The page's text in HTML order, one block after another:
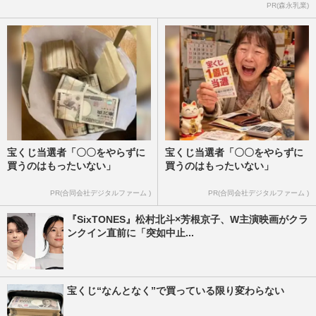
PR(森永乳業)
宝くじ当選者「〇〇をやらずに
買うのはもったいない」
PR(合同会社デジタルファーム )
宝くじ当選者「〇〇をやらずに
買うのはもったいない」
PR(合同会社デジタルファーム )
『SixTONES』松村北斗×芳根京子、W主演映画がクラ
ンクイン直前に「突如中止...
宝くじ“なんとなく”で買っている限り変わらない